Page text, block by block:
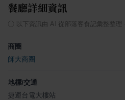
餐廳詳細資訊
以下資訊由 AI 從部落客食記彙整整理
商圈
師大商圈
地標/交通
捷運台電大樓站